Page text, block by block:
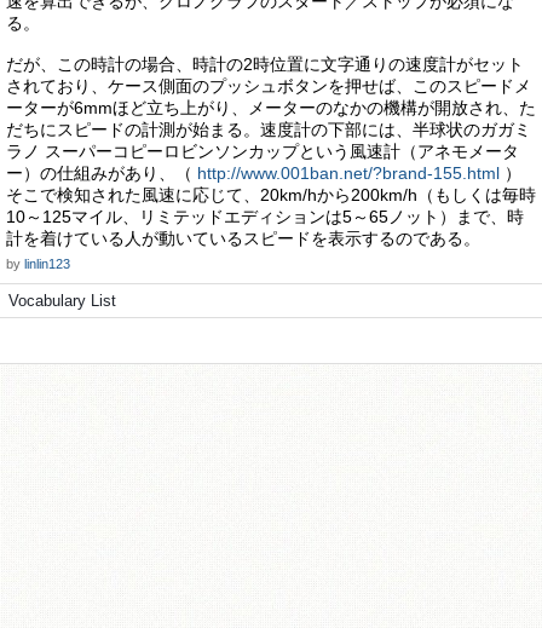
る。
だが、この時計の場合、時計の2時位置に文字通りの速度計がセット
されており、ケース側面のプッシュボタンを押せば、このスピードメ
ーターが6mmほど立ち上がり、メーターのなかの機構が開放され、た
だちにスピードの計測が始まる。速度計の下部には、半球状のガガミ
ラノ スーパーコピーロビンソンカップという風速計（アネモメータ
ー）の仕組みがあり、（ http://www.001ban.net/?brand-155.html ）
そこで検知された風速に応じて、20km/hから200km/h（もしくは毎時
10～125マイル、リミテッドエディションは5～65ノット）まで、時
計を着けている人が動いているスピードを表示するのである。
by linlin123
Vocabulary List